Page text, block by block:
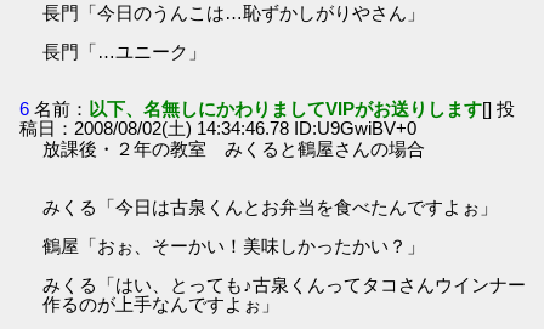
長門「今日のうんこは…恥ずかしがりやさん」
長門「…ユニーク」
6 名前： 以下、名無しにかわりましてVIPがお送りします[] 投
稿日：2008/08/02(土) 14:34:46.78 ID:U9GwiBV+0
放課後・２年の教室 みくると鶴屋さんの場合
みくる「今日は古泉くんとお弁当を食べたんですよぉ」
鶴屋「おぉ、そーかい！美味しかったかい？」
みくる「はい、とっても♪古泉くんってタコさんウインナー
作るのが上手なんですよぉ」